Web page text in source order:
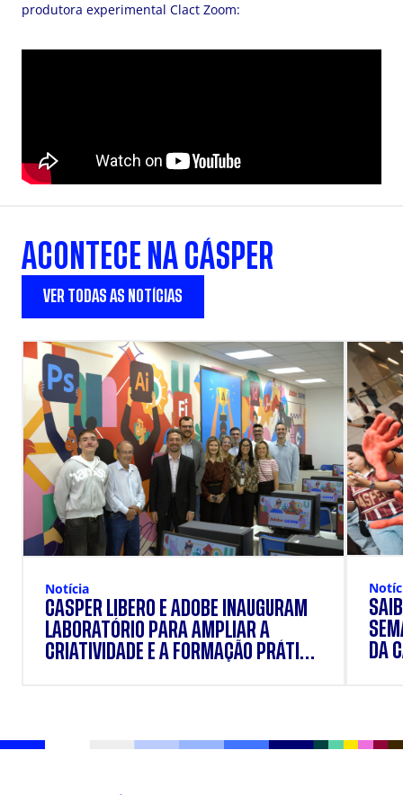
produtora experimental Clact Zoom:
ACONTECE NA CÁSPER
VER TODAS AS NOTÍCIAS
Notícia
CÁSPER LÍBERO E ADOBE INAUGURAM
LABORATÓRIO PARA AMPLIAR A
CRIATIVIDADE E A FORMAÇÃO PRÁTICA
DA